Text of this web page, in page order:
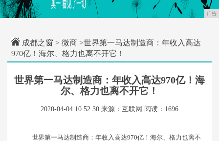
广告
成都之窗 > 微商 >世界第一马达制造商：年收入高达
970亿！海尔、格力也离不开它！
世界第一马达制造商：年收入高达970亿！海
尔、格力也离不开它！
2020-04-04 10:52:30 来源：互联网 阅读：1696
世界第一马达制造商：年收入高达970亿！海尔、格力也离不